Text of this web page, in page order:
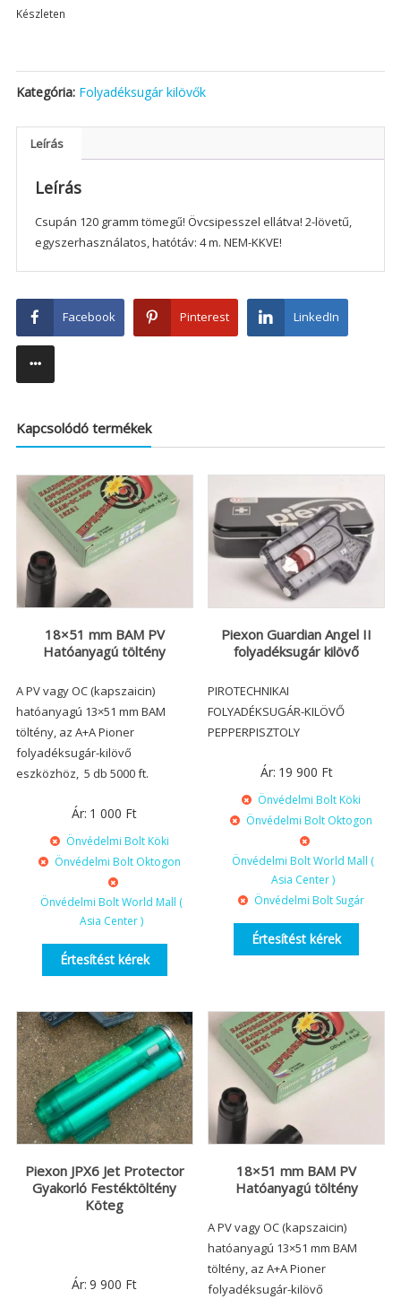
Készleten
Kategória: Folyadéksugár kilövők
Leírás
Leírás
Csupán 120 gramm tömegű! Övcsipesszel ellátva! 2-lövetű,
egyszerhasználatos, hatótáv: 4 m. NEM-KKVE!
Facebook Pinterest LinkedIn
Kapcsolódó termékek
18×51 mm BAM PV
Hatóanyagú töltény
A PV vagy OC (kapszaicin)
hatóanyagú 13×51 mm BAM
töltény, az A+A Pioner
folyadéksugár-kilövő
eszközhöz, 5 db 5000 ft.
Ár: 1 000 Ft
Önvédelmi Bolt Köki
Önvédelmi Bolt Oktogon
Önvédelmi Bolt World Mall (
Asia Center )
Értesítést kérek
Piexon Guardian Angel II
folyadéksugár kilövő
PIROTECHNIKAI
FOLYADÉKSUGÁR-KILÖVŐ
PEPPERPISZTOLY
Ár: 19 900 Ft
Önvédelmi Bolt Köki
Önvédelmi Bolt Oktogon
Önvédelmi Bolt World Mall (
Asia Center )
Önvédelmi Bolt Sugár
Értesítést kérek
Piexon JPX6 Jet Protector
Gyakorló Festéktöltény
Köteg
Ár: 9 900 Ft
18×51 mm BAM PV
Hatóanyagú töltény
A PV vagy OC (kapszaicin)
hatóanyagú 13×51 mm BAM
töltény, az A+A Pioner
folyadéksugár-kilövő